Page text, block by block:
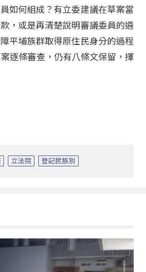
如何組成？有立委建議在草案當
，或是再清楚說明審議委員的遴
平埔族群取得原住民身分的過程
逐條審查，仍有八條文保留，擇
立法院 登記民族別